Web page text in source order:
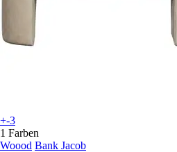
+-3
1 Farben
Woood Bank Jacob